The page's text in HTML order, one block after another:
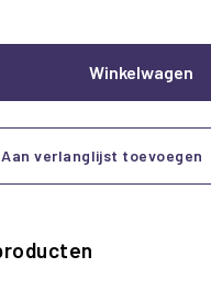
Winkelwagen
Aan verlanglijst toevoegen